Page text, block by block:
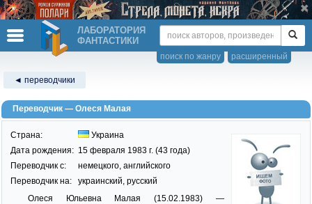
ЛАБОРАТОРИЯ
ФАНТАСТИКИ
расширенный
поиск по жанру
◄ переводчики
Переводчик — Олеся Малая
Страна:
Украина
Дата рождения: 15 февраля 1983 г. (43 года)
Переводчик c:
немецкого, английского
Переводчик на:
украинский, русский
Олеся Юльевна Малая (15.02.1983) —